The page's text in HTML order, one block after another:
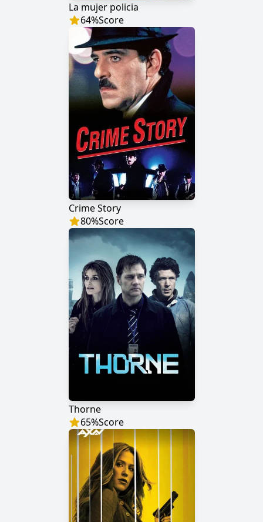
La mujer policia
64%Score
Crime Story
80%Score
Thorne
65%Score